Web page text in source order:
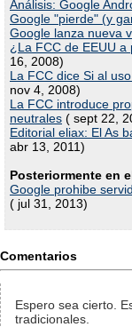
Análisis: Google
Google "pierde" (y
Google lanza nueva
¿La FCC de EEUU
16, 2008)
La FCC dice Si al
nov 4, 2008)
La FCC introduce
neutrales ( sept 22,
Editorial eliax: El As
abr 13, 2011)
Posteriormente en
Google prohibe
( jul 31, 2013)
Comentarios
Espero sea cierto.
tradicionales.